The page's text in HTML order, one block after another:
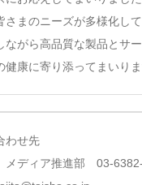
さまのニーズが多様化し
ながら高品質な製品とサ
康に寄り添ってまいりま
わせ先
メディア推進部 03-